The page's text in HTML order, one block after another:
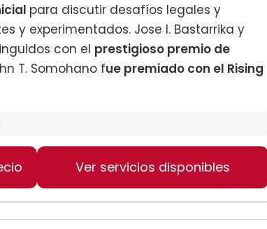
para discutir desafíos legales y
y experimentados. Jose I. Bastarrika y
con el prestigioso premio de
T. Somohano fue premiado con el Rising
Ver servicios disponibles